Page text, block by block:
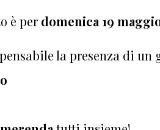
è per domenica 19
la presenza di un